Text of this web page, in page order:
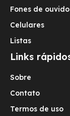
Fones de ouvido
Celulares
Listas
Links
Sobre
Contato
Termos de uso